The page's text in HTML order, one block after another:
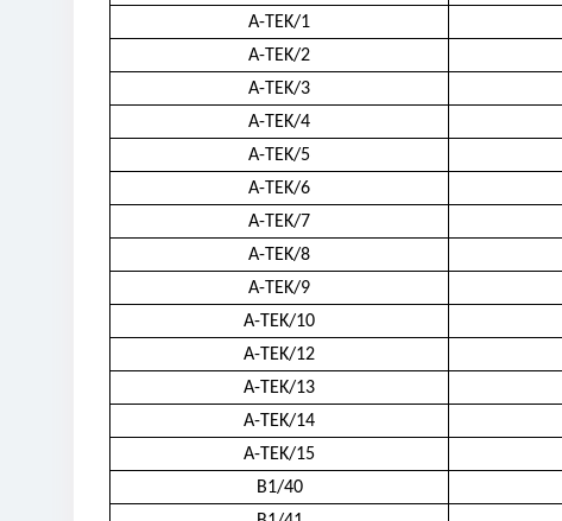
A-TEK/1
A-TEK/2
A-TEK/3
A-TEK/4
A-TEK/5
A-TEK/6
A-TEK/7
A-TEK/8
A-TEK/9
A-TEK/10
A-TEK/12
A-TEK/13
A-TEK/14
A-TEK/15
B1/40